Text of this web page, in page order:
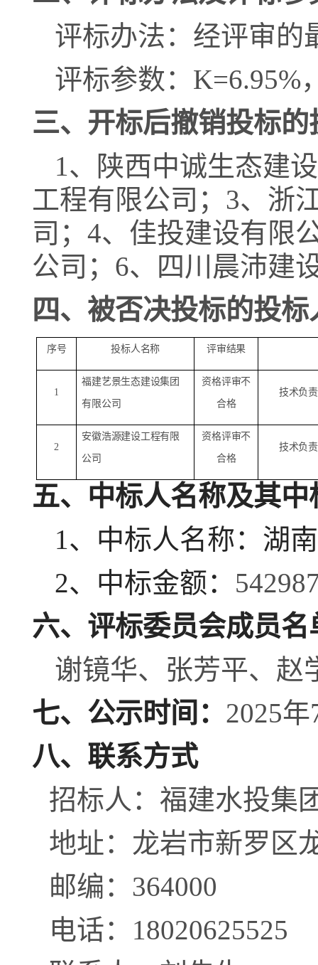
评标办法：经评审的
评标参数： K=6.95%
三、 开标后撤销投标
1、
陕西中诚生态建
工程有限公司； 3、 浙
司； 4、 佳投建设有限
公司； 6、
四川晨沛建
四、被否决投标的投
序号 投标人名称 评审结果
1
福建艺景生态建设集团
有限公司
资格评审不
合格
技术负
2
安徽浩源建设工程有限
公司
资格评审不
合格
技术负
五、中标人名称及其中
1、中标人名称：湖
2、 中标金额：
六、评标委员会成员名
谢镜华、张芳平、赵
七、公示时间： 2025
八、 联系方式
招标人： 福建水投集
地址： 龙岩市新罗区
邮编： 364000
电话： 18020625525